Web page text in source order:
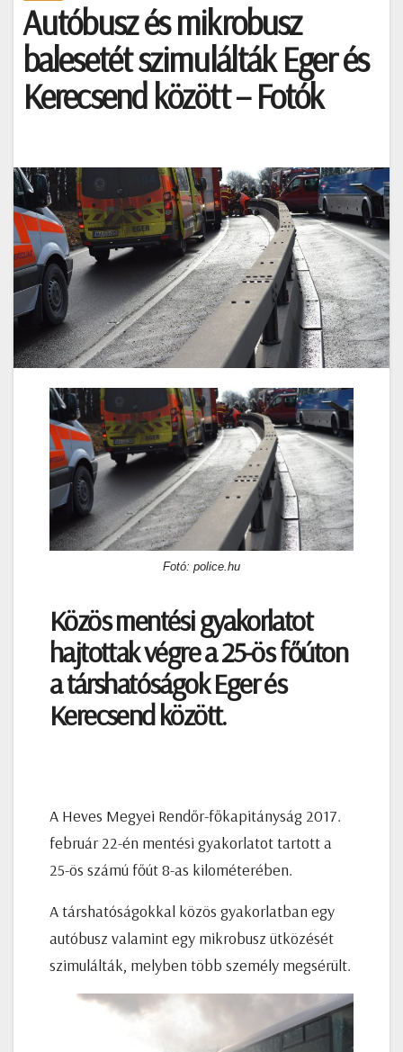
Autóbusz és mikrobusz
balesetét szimulálták Eger és
Kerecsend között – Fotók
Fotó: police.hu
Közös mentési gyakorlatot
hajtottak végre a 25-ös főúton
a társhatóságok Eger és
Kerecsend között.
A Heves Megyei Rendőr-főkapitányság 2017.
február 22-én mentési gyakorlatot tartott a
25-ös számú főút 8-as kilométerében.
A társhatóságokkal közös gyakorlatban egy
autóbusz valamint egy mikrobusz ütközését
szimulálták, melyben több személy megsérült.